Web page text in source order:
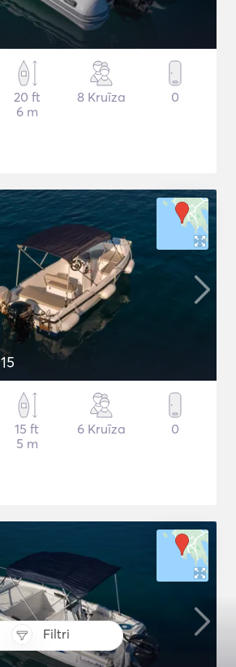
Filtri
20 ft
6 m
8 Kruīza 0
Assos Marine 15
15 ft
5 m
6 Kruīza 0